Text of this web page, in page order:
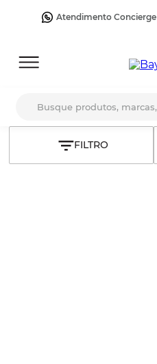
Atendimento Concierge